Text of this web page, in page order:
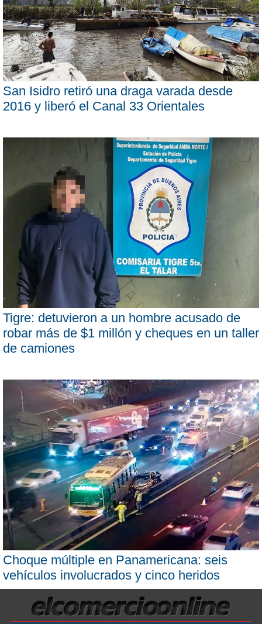
San Isidro retiró una draga varada desde
2016 y liberó el Canal 33 Orientales
Tigre: detuvieron a un hombre acusado de
robar más de $1 millón y cheques en un taller
de camiones
Choque múltiple en Panamericana: seis
vehículos involucrados y cinco heridos